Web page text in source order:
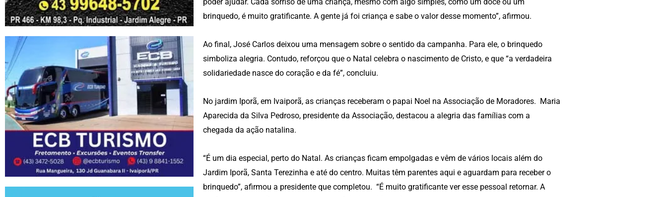
brinquedo, é muito gratificante. A gente já foi criança e sabe o valor desse momento”, afirmou.
Ao final, José Carlos deixou uma mensagem sobre o sentido da campanha. Para ele, o brinquedo
simboliza alegria. Contudo, reforçou que o Natal celebra o nascimento de Cristo, e que “a verdadeira
solidariedade nasce do coração e da fé”, concluiu.
No jardim Iporã, em Ivaiporã, as crianças receberam o papai Noel na Associação de Moradores. Maria
Aparecida da Silva Pedroso, presidente da Associação, destacou a alegria das famílias com a
chegada da ação natalina.
“É um dia especial, perto do Natal. As crianças ficam empolgadas e vêm de vários locais além do
Jardim Iporã, Santa Terezinha e até do centro. Muitas têm parentes aqui e aguardam para receber o
brinquedo”, afirmou a presidente que completou. “É muito gratificante ver esse pessoal retornar. A